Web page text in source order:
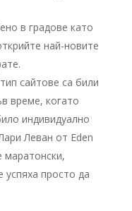
в градове като
най-новите
сайтове са били
време, когато
индивидуално
Леван от Eden
маратонски,
просто да